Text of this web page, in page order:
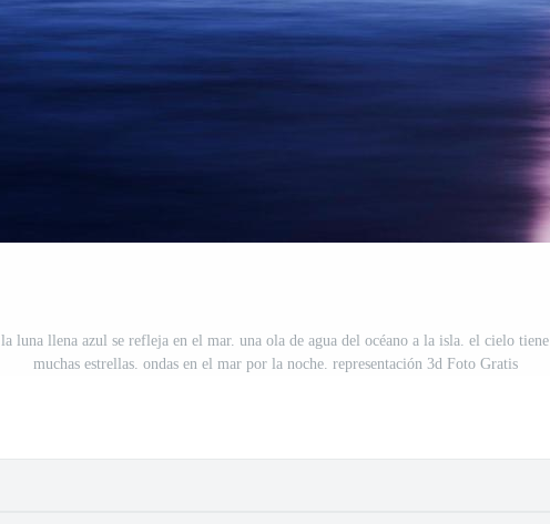
la luna llena azul se refleja en el mar. una ola de agua del océano a la isla. el cielo tiene
muchas estrellas. ondas en el mar por la noche. representación 3d Foto Gratis